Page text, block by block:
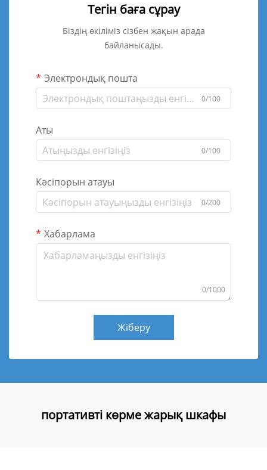
Тегін баға сұрау
Біздің өкіліміз сізбен жақын арада
байланысады.
Электрондық пошта
0/100
Аты
0/100
Кәсіпорын атауы
0/200
Хабарлама
0/1000
Жіберу
портативті көрме жарық шкафы